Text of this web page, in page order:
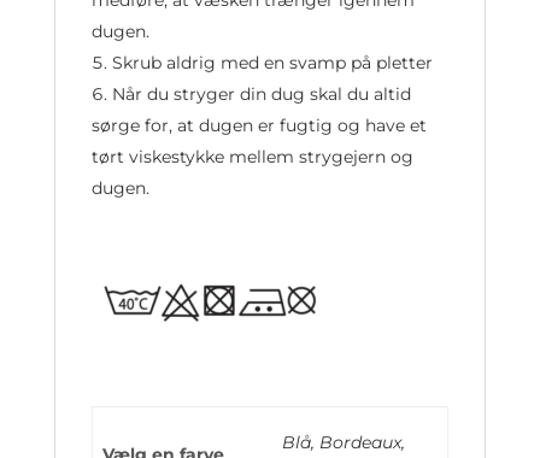
dugen.
Skrub aldrig med en svamp på pletter
Når du stryger din dug skal du altid
sørge for, at dugen er fugtig og have et
tørt viskestykke mellem strygejern og
dugen.
Blå, Bordeaux,